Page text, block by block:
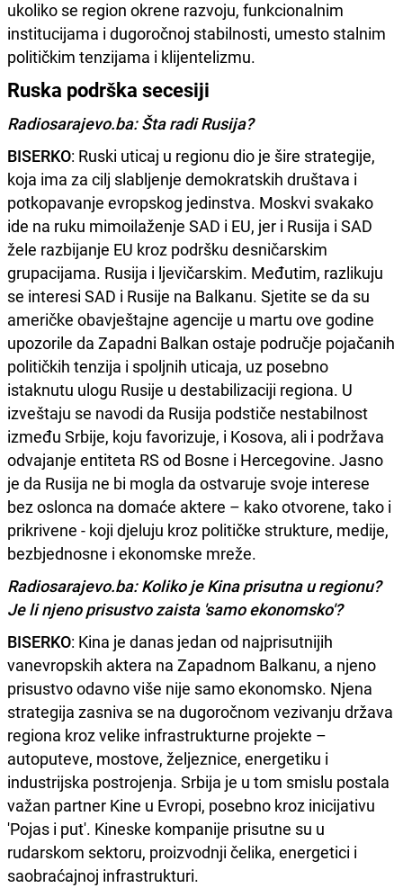
ukoliko se region okrene razvoju, funkcionalnim
institucijama i dugoročnoj stabilnosti, umesto stalnim
političkim tenzijama i klijentelizmu.
Ruska podrška secesiji
Radiosarajevo.ba: Šta radi Rusija?
BISERKO: Ruski uticaj u regionu dio je šire strategije,
koja ima za cilj slabljenje demokratskih društava i
potkopavanje evropskog jedinstva. Moskvi svakako
ide na ruku mimoilaženje SAD i EU, jer i Rusija i SAD
žele razbijanje EU kroz podršku desničarskim
grupacijama. Rusija i ljevičarskim. Međutim, razlikuju
se interesi SAD i Rusije na Balkanu. Sjetite se da su
američke obavještajne agencije u martu ove godine
upozorile da Zapadni Balkan ostaje područje pojačanih
političkih tenzija i spoljnih uticaja, uz posebno
istaknutu ulogu Rusije u destabilizaciji regiona. U
izveštaju se navodi da Rusija podstiče nestabilnost
između Srbije, koju favorizuje, i Kosova, ali i podržava
odvajanje entiteta RS od Bosne i Hercegovine. Jasno
je da Rusija ne bi mogla da ostvaruje svoje interese
bez oslonca na domaće aktere – kako otvorene, tako i
prikrivene - koji djeluju kroz političke strukture, medije,
bezbjednosne i ekonomske mreže.
Radiosarajevo.ba: Koliko je Kina prisutna u regionu?
Je li njeno prisustvo zaista 'samo ekonomsko'?
BISERKO: Kina je danas jedan od najprisutnijih
vanevropskih aktera na Zapadnom Balkanu, a njeno
prisustvo odavno više nije samo ekonomsko. Njena
strategija zasniva se na dugoročnom vezivanju država
regiona kroz velike infrastrukturne projekte –
autoputeve, mostove, željeznice, energetiku i
industrijska postrojenja. Srbija je u tom smislu postala
važan partner Kine u Evropi, posebno kroz inicijativu
'Pojas i put'. Kineske kompanije prisutne su u
rudarskom sektoru, proizvodnji čelika, energetici i
saobraćajnoj infrastrukturi.